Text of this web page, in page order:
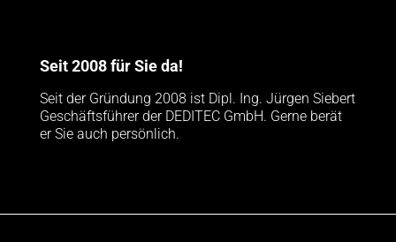
Seit 2008 für Sie da!
Seit der Gründung 2008 ist Dipl. Ing. Jürgen Siebert
Geschäftsführer der DEDITEC GmbH. Gerne berät
er Sie auch persönlich.